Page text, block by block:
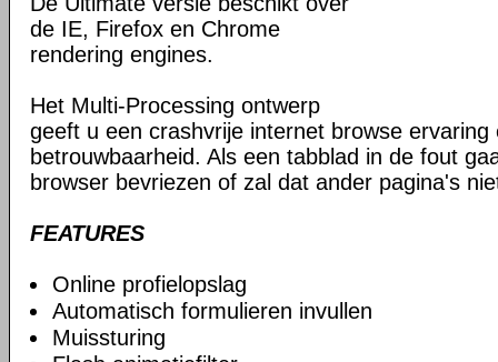
de IE, Firefox en Chrome
rendering engines.
Het Multi-Processing ontwerp
geeft u een crashvrije internet browse ervaring
betrouwbaarheid. Als een tabblad in de fout
browser bevriezen of zal dat ander pagina's
FEATURES
Online profielopslag
Automatisch formulieren invullen
Muissturing